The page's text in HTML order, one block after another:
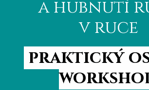
a hubnutí
v ruce
praktický